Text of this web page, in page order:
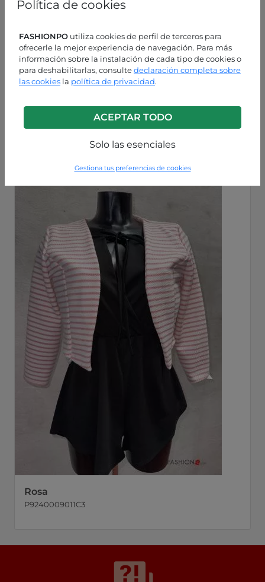
Política de cookies
FASHIONPO utiliza cookies de perfil de terceros para
ofrecerle la mejor experiencia de navegación. Para más
información sobre la instalación de cada tipo de cookies o
para deshabilitarlas, consultedeclaración completa sobre
las cookies la política de privacidad.
ACEPTAR TODO
Solo las esenciales
Gestiona tus preferencias de cookies
Azul medianoche
Rosa
P9240009011C3